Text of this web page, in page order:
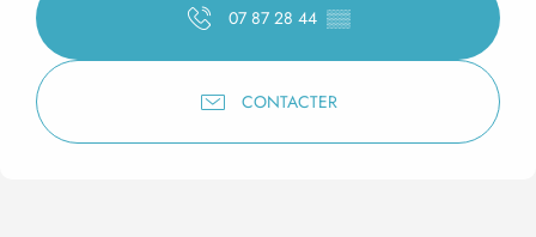
07 87 28 44 ▒▒
CONTACTER